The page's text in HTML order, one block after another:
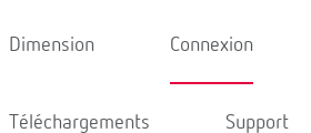
Dimension Connexion
Téléchargements Support